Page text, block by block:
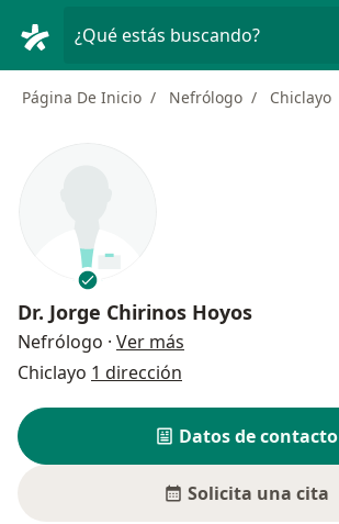
¿Qué estás buscando?
Página De Inicio Nefrólogo Chiclayo
Dr. Jorge Chirinos Hoyos
Nefrólogo · Ver más
Chiclayo 1 dirección
Datos de contacto
Solicita una cita